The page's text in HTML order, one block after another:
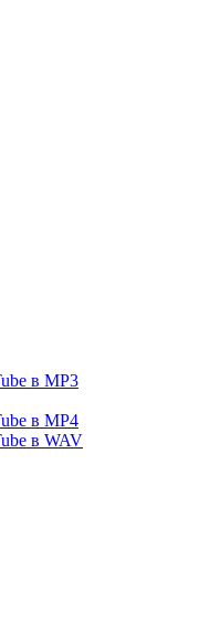
в MP3
в MP4
в WAV